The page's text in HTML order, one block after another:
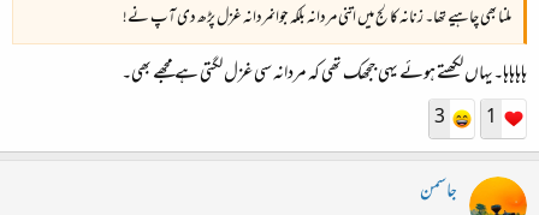
ملنا بھی چاہیے تھا۔ زنانہ کالج میں اتنی مردانہ بلکہ جوانمردانہ غزل پڑھ دی آپ نے!
ہاہاہاہا۔یہاں لکھتے ہوئے یہی ججھک تھی کہ مردانہ سی غزل لگتی ہے مجھے بھی۔
1
3
جاسمن